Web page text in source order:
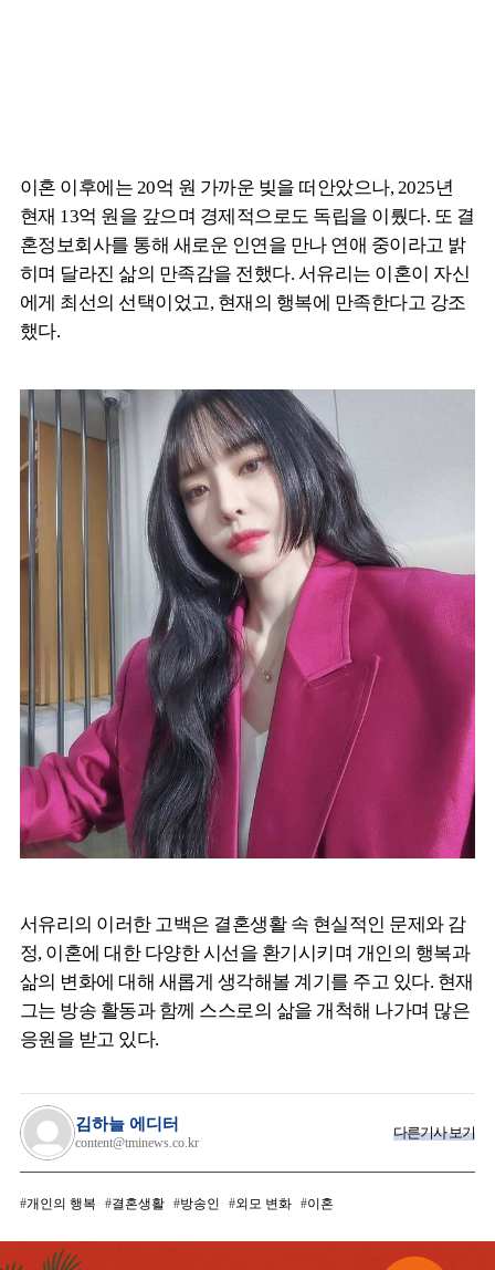
이혼 이후에는 20억 원 가까운 빚을 떠안았으나, 2025년
현재 13억 원을 갚으며 경제적으로도 독립을 이뤘다. 또 결
혼정보회사를 통해 새로운 인연을 만나 연애 중이라고 밝
히며 달라진 삶의 만족감을 전했다. 서유리는 이혼이 자신
에게 최선의 선택이었고, 현재의 행복에 만족한다고 강조
했다.
서유리의 이러한 고백은 결혼생활 속 현실적인 문제와 감
정, 이혼에 대한 다양한 시선을 환기시키며 개인의 행복과
삶의 변화에 대해 새롭게 생각해볼 계기를 주고 있다. 현재
그는 방송 활동과 함께 스스로의 삶을 개척해 나가며 많은
응원을 받고 있다.
김하늘 에디터
content@tminews.co.kr
다른기사 보기
개인의 행복 결혼생활 방송인 외모 변화 이혼